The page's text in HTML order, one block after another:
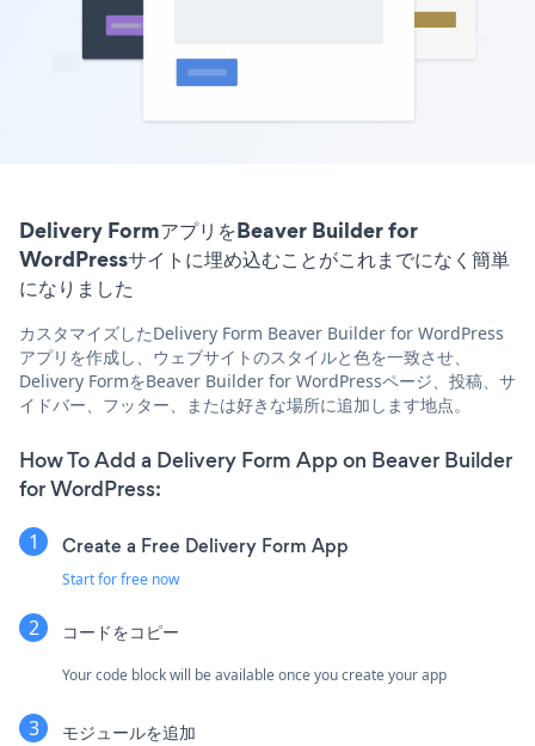
Delivery FormアプリをBeaver Builder for
WordPressサイトに埋め込むことがこれまでになく簡単
になりました
カスタマイズしたDelivery Form Beaver Builder for WordPress
アプリを作成し、ウェブサイトのスタイルと色を一致させ、
Delivery FormをBeaver Builder for WordPressページ、投稿、サ
イドバー、フッター、または好きな場所に追加します地点。
How To Add a Delivery Form App on Beaver Builder
for WordPress:
Create a Free Delivery Form App
Start for free now
コードをコピー
Your code block will be available once you create your app
モジュールを追加